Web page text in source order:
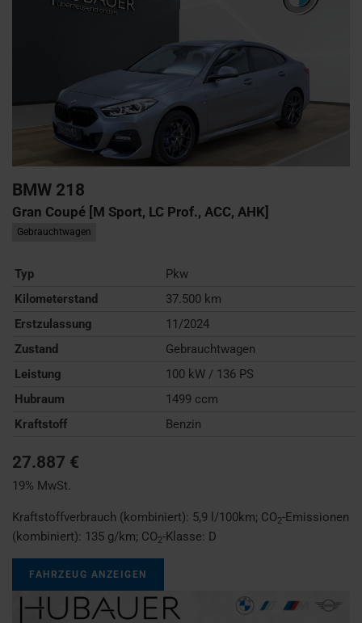
BMW 218
Gran Coupé [M Sport, LC Prof., ACC, AHK]
Gebrauchtwagen
Typ
Pkw
Kilometerstand
37.500 km
Erstzulassung
11/2024
Zustand
Gebrauchtwagen
Leistung
100 kW / 136 PS
Hubraum
1499 ccm
Kraftstoff
Benzin
27.887 €
19% MwSt.
Kraftstoffverbrauch (kombiniert): 5,9 l/100km; CO2-Emissionen
(kombiniert): 135 g/km; CO2-Klasse: D
FAHRZEUG ANZEIGEN